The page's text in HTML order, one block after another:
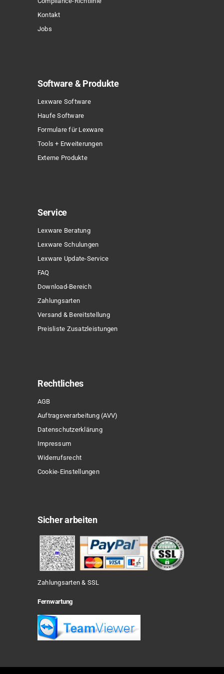
Sonderpreis
Kontakt
Jobs
Software & Produkte
Lexware Software
Haufe Software
Formulare für Lexware
Tools + Erweiterungen
Externe Produkte
Service
Lexware Beratung
Lexware Schulungen
Lexware Update-Service
FAQ
Download-Bereich
Zahlungsarten
Versand & Bereitstellung
Preisliste Zusatzleistungen
Rechtliches
AGB
Auftragsverarbeitung (AVV)
Datenschutzerklärung
Impressum
Widerrufsrecht
Cookie-Einstellungen
Sicher arbeiten
Zahlungsarten & SSL
Fernwartung